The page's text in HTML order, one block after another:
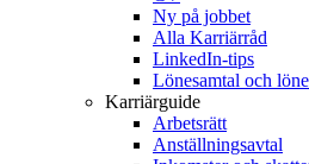
Ny på jobbet
Alla Karriärråd
LinkedIn-tips
Lönesamtal och
Karriärguide
Arbetsrätt
Anställningsavtal